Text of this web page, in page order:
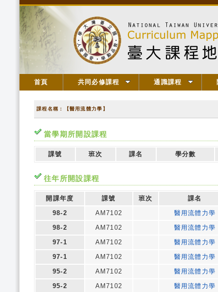
首頁 共同必修課程 通識課程
課程名稱：【醫用流體力學】
當學期所開設課程
課號 班次 課名 學分數
往年所開設課程
開課年度 課號 班次
課名
98-2
AM7102
醫用流體力學
98-2
AM7102
醫用流體力學
97-1
AM7102
醫用流體力學
97-1
AM7102
醫用流體力學
95-2
AM7102
醫用流體力學
95-2
AM7102
醫用流體力學